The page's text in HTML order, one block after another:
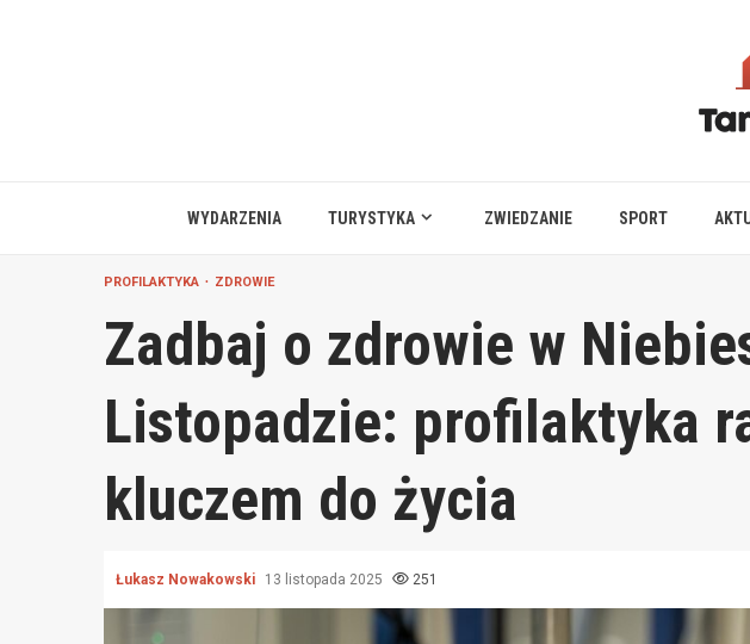
WYDARZENIA TURYSTYKA ZWIEDZANIE SPORT
PROFILAKTYKA ZDROWIE
Zadbaj o zdrowie w
Listopadzie: profilaktyka
kluczem do życia
Łukasz Nowakowski 13 listopada 2025 251